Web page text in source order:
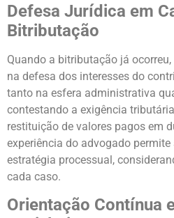
Defesa Jurídica em
Bitributação
Quando a bitributação já
na defesa dos interesses do
tanto na esfera administrativa
contestando a exigência
restituição de valores pagos em
experiência do advogado
estratégia processual,
cada caso.
Orientação Contínua